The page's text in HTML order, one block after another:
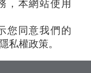
，本網站使用
您同意我們的
私權政策。